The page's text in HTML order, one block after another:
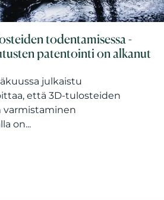
todentamisessa -
patentointi on alkanut
julkaistu
että 3D-tulosteiden
varmistaminen
on...